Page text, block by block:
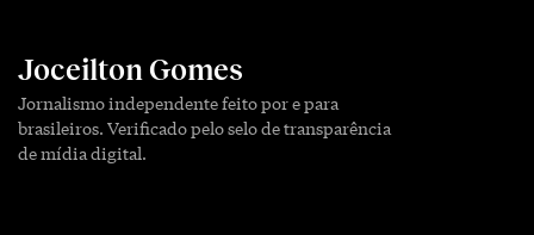
Joceilton Gomes
Jornalismo independente feito por e para
brasileiros. Verificado pelo selo de transparência
de mídia digital.